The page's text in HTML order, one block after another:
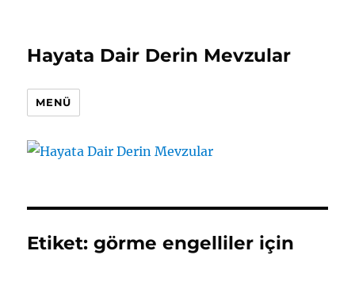
Hayata Dair Derin Mevzular
MENÜ
Etiket:görme engelliler için